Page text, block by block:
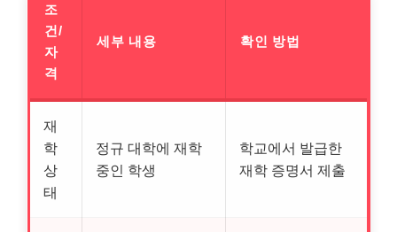
조
건/
자
격
세부 내용 확인 방법
재
학
상
태
정규 대학에 재학
중인 학생
학교에서 발급한
재학 증명서 제출